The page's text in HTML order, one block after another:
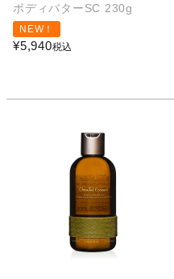
ボディバターSC 230g
NEW！
¥5,940税込